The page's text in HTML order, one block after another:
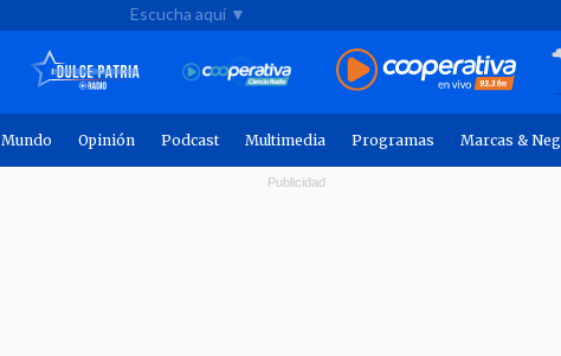
Escucha aquí ▼
Mundo Opinión Podcast Multimedia Programas Marcas &